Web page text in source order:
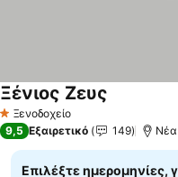
1 Αστέρια
Ξενοδοχείο
Ξένιος Ζευς
9,5 Εξαιρετικό 149
Επιλέξτε ημερομηνίες,